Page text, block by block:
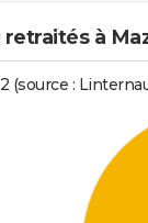
à
(source :